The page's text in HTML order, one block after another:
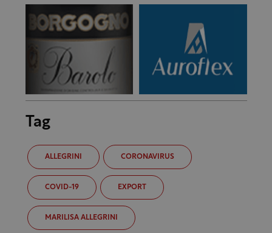
Tag
ALLEGRINI CORONAVIRUS
COVID-19 EXPORT
MARILISA ALLEGRINI